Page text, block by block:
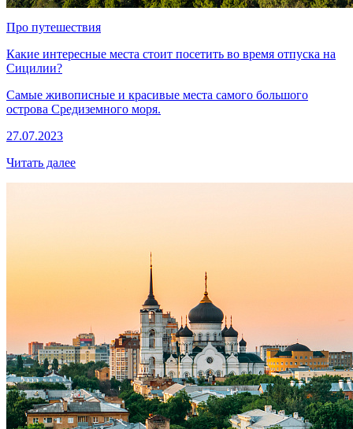
Про путешествия
Какие интересные места стоит посетить во время отпуска на
Сицилии?
Самые живописные и красивые места самого большого
острова Средиземного моря.
27.07.2023
Читать далее